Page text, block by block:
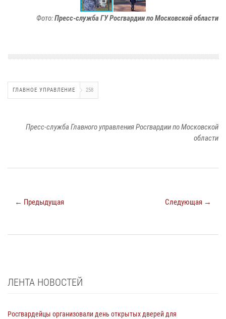
Фото:Пресс-служба ГУ Росгвардии по Московской области
ГЛАВНОЕ УПРАВЛЕНИЕ 258
Пресс-служба Главного управления Росгвардии по Московской
области
← Предыдущая Следующая →
ЛЕНТА НОВОСТЕЙ
Росгвардейцы организовали день открытых дверей для